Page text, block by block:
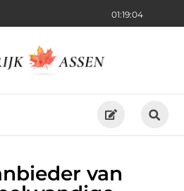
01:19:05
van